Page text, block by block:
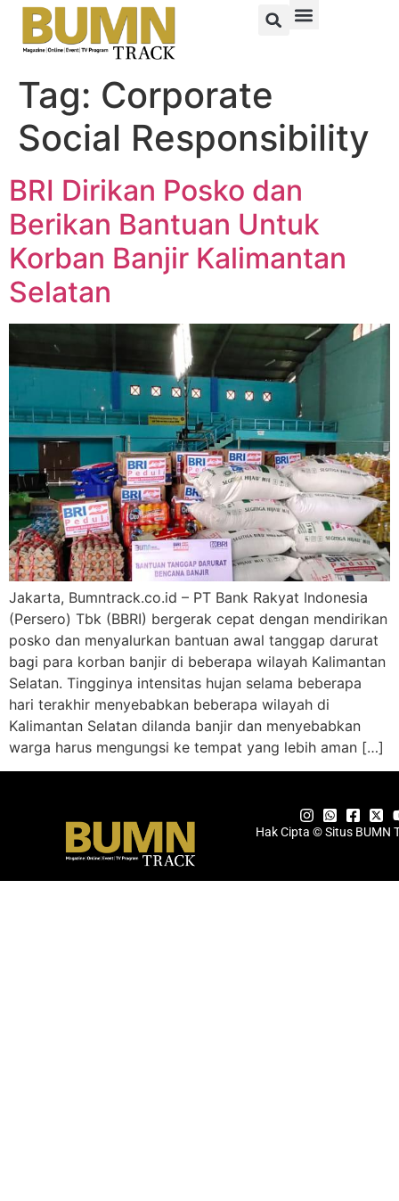
Tag: Corporate
Social Responsibility
BRI Dirikan Posko dan
Berikan Bantuan Untuk
Korban Banjir Kalimantan
Selatan
Jakarta, Bumntrack.co.id – PT Bank Rakyat Indonesia
(Persero) Tbk (BBRI) bergerak cepat dengan mendirikan
posko dan menyalurkan bantuan awal tanggap darurat
bagi para korban banjir di beberapa wilayah Kalimantan
Selatan. Tingginya intensitas hujan selama beberapa
hari terakhir menyebabkan beberapa wilayah di
Kalimantan Selatan dilanda banjir dan menyebabkan
warga harus mengungsi ke tempat yang lebih aman […]
Hak Cipta © Situs BUMN